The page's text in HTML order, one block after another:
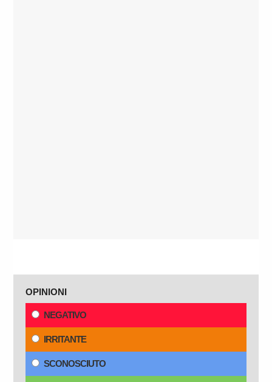
OPINIONI
NEGATIVO
IRRITANTE
SCONOSCIUTO